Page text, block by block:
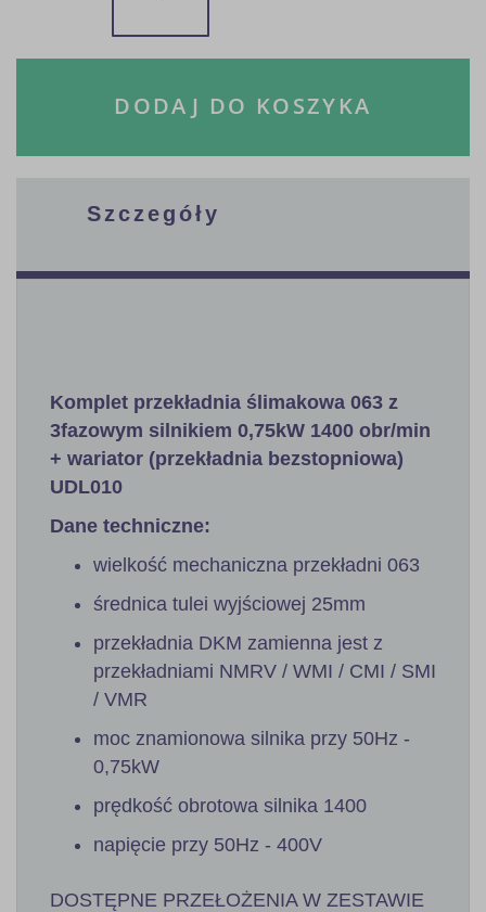
DODAJ DO KOSZYKA
Szczegóły
Komplet przekładnia ślimakowa 063 z
3fazowym silnikiem 0,75kW 1400 obr/min
+ wariator (przekładnia bezstopniowa)
UDL010
Dane techniczne:
wielkość mechaniczna przekładni 063
średnica tulei wyjściowej 25mm
przekładnia DKM zamienna jest z
przekładniami NMRV / WMI / CMI / SMI
/ VMR
moc znamionowa silnika przy 50Hz -
0,75kW
prędkość obrotowa silnika 1400
napięcie przy 50Hz - 400V
DOSTĘPNE PRZEŁOŻENIA W ZESTAWIE